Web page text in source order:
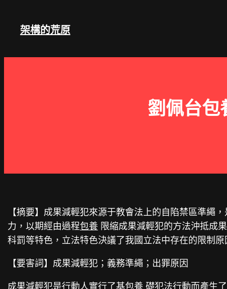
架構的荒原
劉佩台包
【摘要】成果減輕犯來源于教會法上的自陷禁區準繩
力，以期經由過程包養 限縮成果減輕犯的方法沖抵成
科罰等特色，立法特色決議了我國立法中存在的限制
【要害詞】成果減輕犯；義務準繩；出罪原因
成果減輕犯是行動人實行了基包養 礎犯法行動而產生